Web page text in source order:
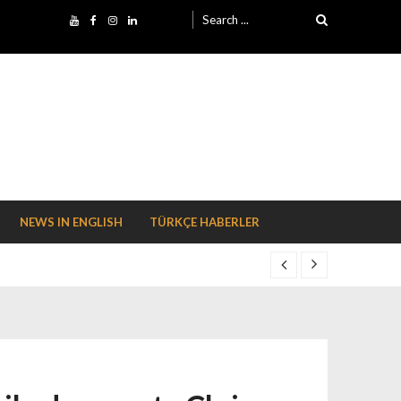
Search for:
NEWS IN ENGLISH TÜRKÇE HABERLER